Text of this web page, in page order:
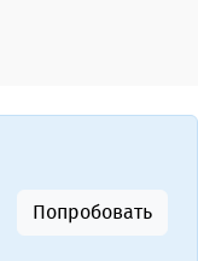
Попробовать